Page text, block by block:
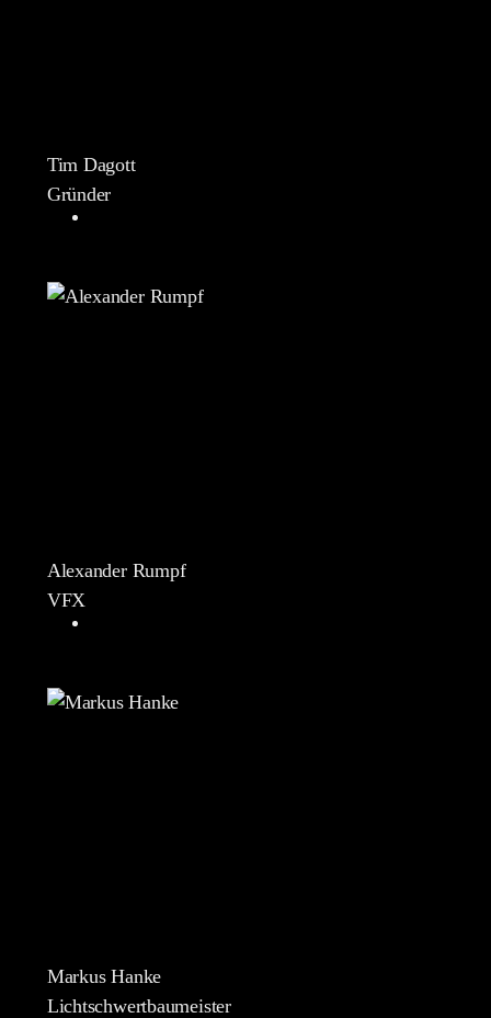
Tim Dagott
Gründer
Alexander Rumpf
VFX
Markus Hanke
Lichtschwertbaumeister